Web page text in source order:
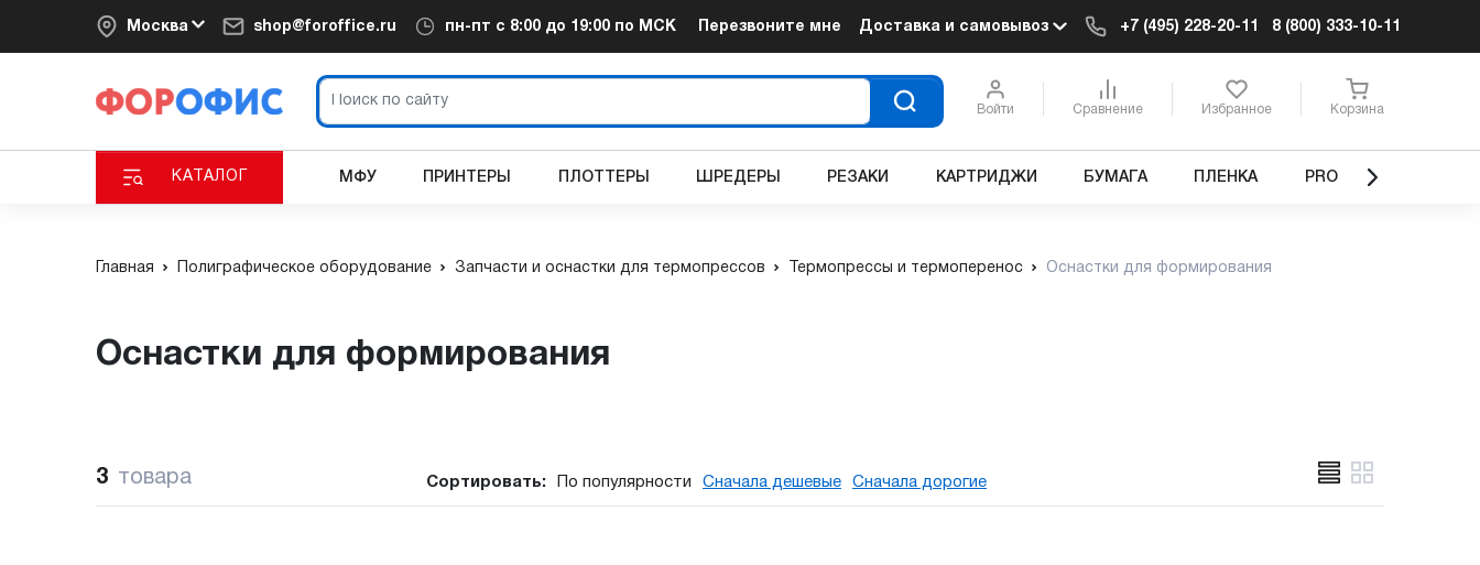
Москва shop@foroffice.ru пн-пт с 8:00 до 19:00 по МСК Перезвоните мне Доставка и самовывоз +7 (495) 228-20-11 8 (800) 333-10-11
Войти Сравнение Избранное Корзина
КАТАЛОГ МФУ ПРИНТЕРЫ ПЛОТТЕРЫ ШРЕДЕРЫ РЕЗАКИ КАРТРИДЖИ БУМАГА ПЛЕНКА PRO
Главная Полиграфическое оборудование Запчасти и оснастки для термопрессов Термопрессы и термоперенос Оснастки для формирования
Оснастки для формирования
3 товара Сортировать: По популярности Сначала дешевые Сначала дорогие